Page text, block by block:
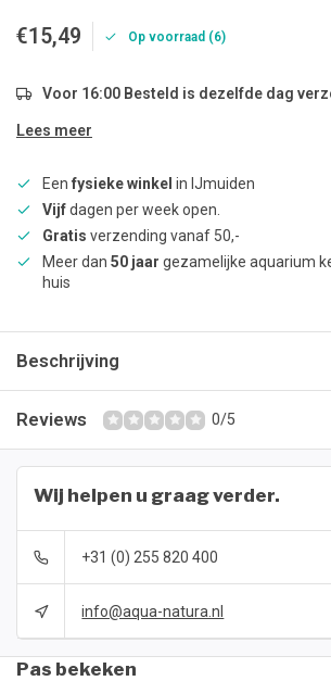
€15,49 Op voorraad (6)
Voor 16:00 Besteld is dezelfde dag
Lees meer
Een fysieke winkel in IJmuiden
Vijfdagen per week open.
Gratis verzending vanaf 50,-
Meer dan 50 jaar gezamelijke aquarium
huis
Beschrijving
Reviews 0/5
Wij helpen u graag verder.
+31 (0) 255 820 400
info@aqua-natura.nl
Pas bekeken